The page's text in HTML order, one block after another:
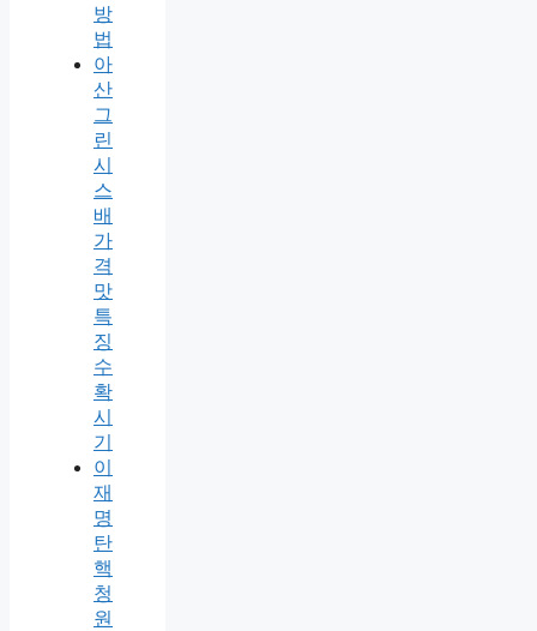
방
법
아
산
그
린
시
스
배
가
격
맛
특
징
수
확
시
기
이
재
명
탄
핵
청
원